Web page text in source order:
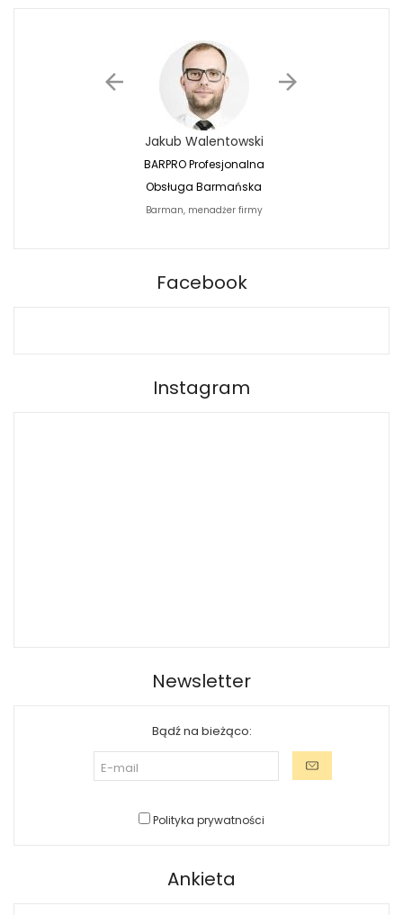
Jakub Walentowski
BARPRO Profesjonalna
Obsługa Barmańska
Barman, menadżer firmy
Facebook
Instagram
Newsletter
Bądź na bieżąco:
Polityka prywatności
Ankieta